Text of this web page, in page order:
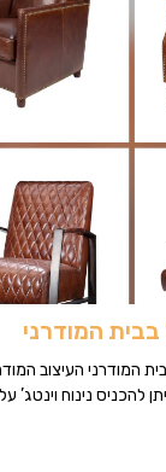
בבית המודרני
המודרני העיצוב
להכניס נינוח וינטג’ על